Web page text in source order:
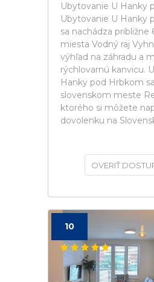
Ubytovanie U Hanky
Ubytovanie U Hanky
sa nachádza približne
miesta Vodný raj
výhľad na záhradu a
rýchlovarnú kanvicu.
Hanky pod Hrbkom
slovenskom meste
ktorého si môžete
dovolenku na
OVERIŤ
10